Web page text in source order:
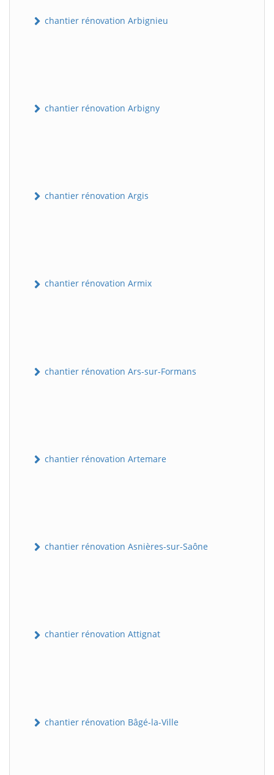
chantier rénovation Arbignieu
chantier rénovation Arbigny
chantier rénovation Argis
chantier rénovation Armix
chantier rénovation Ars-sur-Formans
chantier rénovation Artemare
chantier rénovation Asnières-sur-Saône
chantier rénovation Attignat
chantier rénovation Bâgé-la-Ville